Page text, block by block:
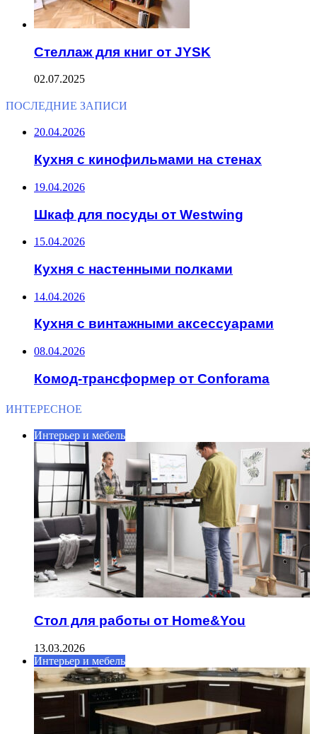
Стеллаж для книг от JYSK
02.07.2025
ПОСЛЕДНИЕ ЗАПИСИ
20.04.2026
Кухня с кинофильмами на стенах
19.04.2026
Шкаф для посуды от Westwing
15.04.2026
Кухня с настенными полками
14.04.2026
Кухня с винтажными аксессуарами
08.04.2026
Комод-трансформер от Conforama
ИНТЕРЕСНОЕ
Интерьер и мебель
Стол для работы от Home&You
13.03.2026
Интерьер и мебель